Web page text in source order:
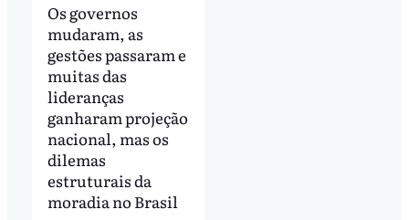
Os governos
mudaram, as
gestões passaram e
muitas das
lideranças
ganharam projeção
nacional, mas os
dilemas
estruturais da
moradia no Brasil